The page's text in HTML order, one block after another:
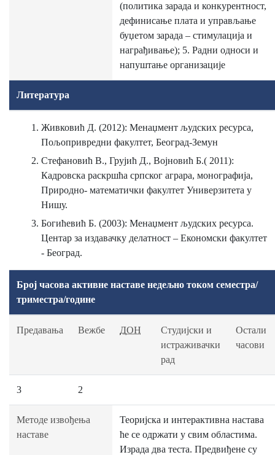
(политика зарада и конкурентност,
дефинисање плата и управљање
буџетом зарада – стимулација и
награђивање); 5. Радни односи и
напуштање организације
Литература
Живковић Д. (2012): Менаџмент људских ресурса,
Пољопривредни факултет, Београд-Земун
Стефановић В., Грујић Д., Војновић Б.( 2011):
Кадровска раскршћа српског аграра, монографија,
Природно- математички факултет Универзитета у
Нишу.
Богићевић Б. (2003): Менаџмент људских ресурса.
Центар за издавачку делатност – Економски факултет
- Београд.
Број часова активне наставе недељно током семестра/
триместра/године
Предавања Вежбе ДОН
Студијски и
истраживачки
рад
Остали
часови
3 2
Методе извођења
наставе
Теоријска и интерактивна настава
ће се одржати у свим областима.
Израда два теста. Предвиђене су